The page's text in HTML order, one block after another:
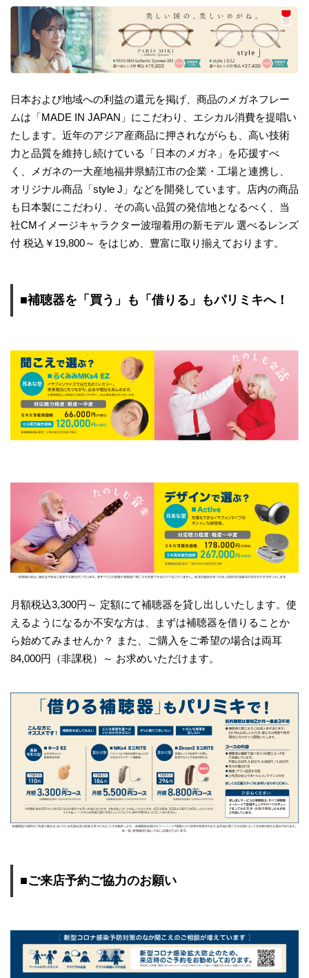
日本および地域への利益の還元を掲げ、商品のメガネフレー
ムは「MADE IN JAPAN」にこだわり、エシカル消費を提唱い
たします。近年のアジア産商品に押されながらも、高い技術
力と品質を維持し続けている「日本のメガネ」を応援すべ
く、メガネの一大産地福井県鯖江市の企業・工場と連携し、
オリジナル商品「style J」などを開発しています。店内の商品
も日本製にこだわり、その高い品質の発信地となるべく、当
社CMイメージキャラクター波瑠着用の新モデル 選べるレンズ
付 税込￥19,800～ をはじめ、豊富に取り揃えております。
■補聴器を「買う」も「借りる」もパリミキへ！
月額税込3,300円～ 定額にて補聴器を貸し出しいたします。使
えるようになるか不安な方は、まずは補聴器を借りることか
ら始めてみませんか？ また、ご購入をご希望の場合は両耳
84,000円（非課税）～ お求めいただけます。
■ご来店予約ご協力のお願い